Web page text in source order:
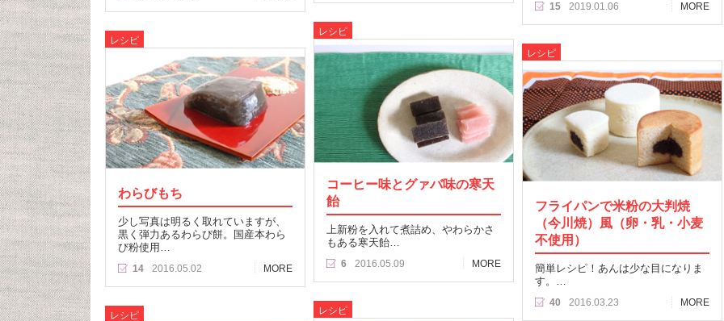
15 2019.01.06 MORE
レシピ
コーヒー味とグァバ味の寒天
飴
上新粉を入れて煮詰め、やわらかさ
もある寒天飴…
6 2016.05.09 MORE
レシピ
わらびもち
少し写真は明るく取れていますが、
黒く弾力あるわらび餅。国産本わら
び粉使用…
14 2016.05.02 MORE
レシピ
フライパンで米粉の大判焼
（今川焼）風（卵・乳・小麦
不使用）
簡単レシピ！あんは少な目になりま
す。…
40 2016.03.23 MORE
レシピ
レシピ